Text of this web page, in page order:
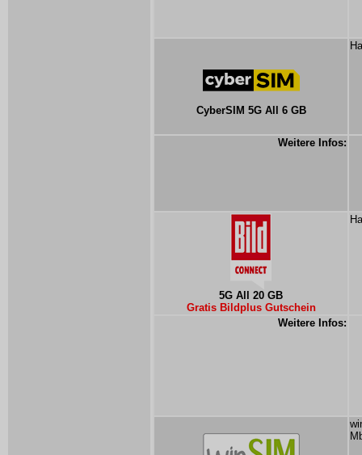
CyberSIM 5G All 6 GB
Weitere Infos:
5G All 20 GB
Gratis Bildplus Gutschein
Weitere Infos: